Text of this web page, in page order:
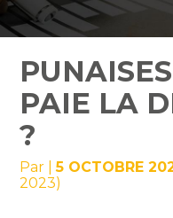
PAIE LA
?
Par |5 OCTOBRE
2023)